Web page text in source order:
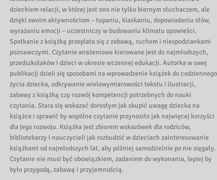
dzieckiem relacji, w której jest ono nie tylko biernym słuchaczem, ale
dzięki swoim aktywnościom – tupaniu, klaskaniu, dopowiadaniu słów,
wyrażaniu emocji – uczestniczy w budowaniu klimatu opowieści.
Spotkanie z książką przeplata się z zabawą, ruchem i niespodziankami
poznawczymi. Czytanie wrażeniowe kierowane jest do najmłodszych,
przedszkolaków i dzieci w okresie wczesnej edukacji. Autorka w swej
publikacji dzieli się sposobami na wprowadzenie książek do codziennego
życia dziecka, odkrywanie wielowymiarowości tekstu i ilustracji,
zabawy z książką czy rozwój kompetencji potrzebnych do nauki
czytania. Stara się wskazać dorosłym jak skupić uwagę dziecka na
książce i sprawić by wspólne czytanie przynosiło jak najwięcej korzyści
dla jego rozwoju. Książka jest zbiorem wskazówek dla rodziców,
bibliotekarzy i nauczycieli jak rozbudzić w dzieciach zainteresowanie
książkami od najmłodszych lat, aby później samodzielnie po nie sięgały.
Czytanie nie musi być obowiązkiem, zadaniem do wykonania, lepiej by
było przygodą, zabawą i przyjemnością.